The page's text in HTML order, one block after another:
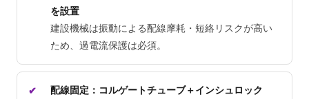
を設置
建設機械は振動による配線摩耗・短絡リスクが高い
ため、過電流保護は必須。
配線固定：コルゲートチューブ＋インシュロック